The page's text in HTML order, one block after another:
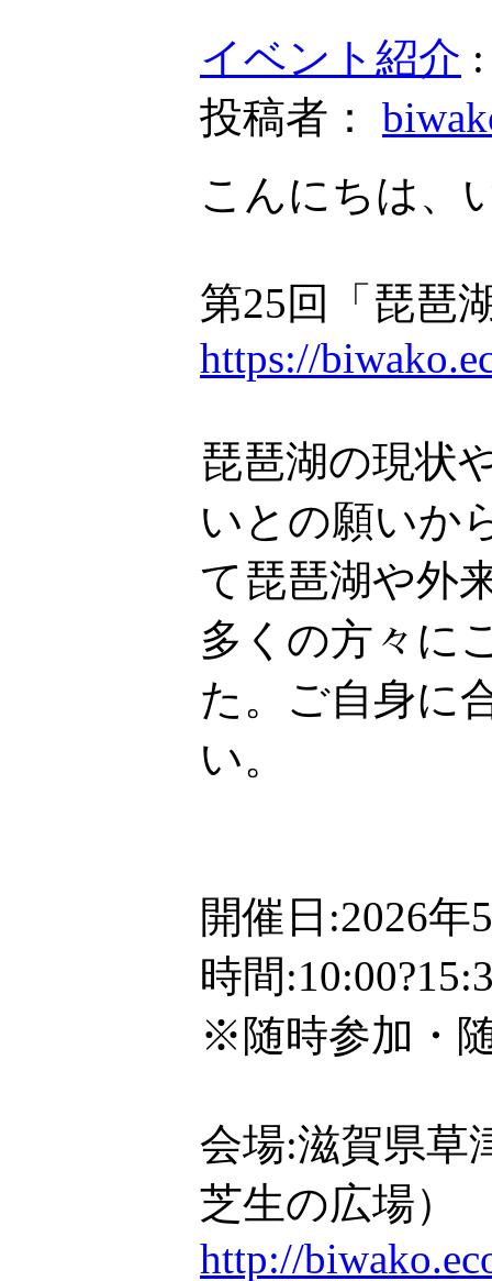
イベント紹介
投稿者：
こんにちは、
第25回「琵琶
https://
琵琶湖の現状
いとの願いか
て琵琶湖や外
多くの方々に
た。ご自身に
い。
開催日:2026
時間
※随時参加・
会場:滋賀県草
芝生の広場）
http://